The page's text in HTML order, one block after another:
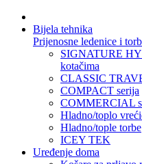
Bijela tehnika
Prijenosne ledenice i
SIGNATURE
kotačima
CLASSIC
COMPACT serija
COMMERCIAL
Hladno/toplo
Hladno/tople torbe
ICEY TEK
Uređenje doma